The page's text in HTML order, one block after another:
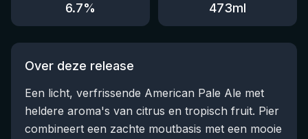
6.7% 473ml
Over deze release
Een licht, verfrissende American Pale Ale met
heldere aroma's van citrus en tropisch fruit. Pier
combineert een zachte moutbasis met een mooie